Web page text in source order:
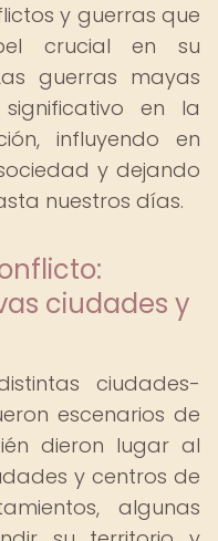
y guerras que
crucial en su
guerras mayas
en la
influyendo en
y dejando
nuestros días.
ciudades y
ciudades-
escenarios de
dieron lugar al
y centros de
algunas